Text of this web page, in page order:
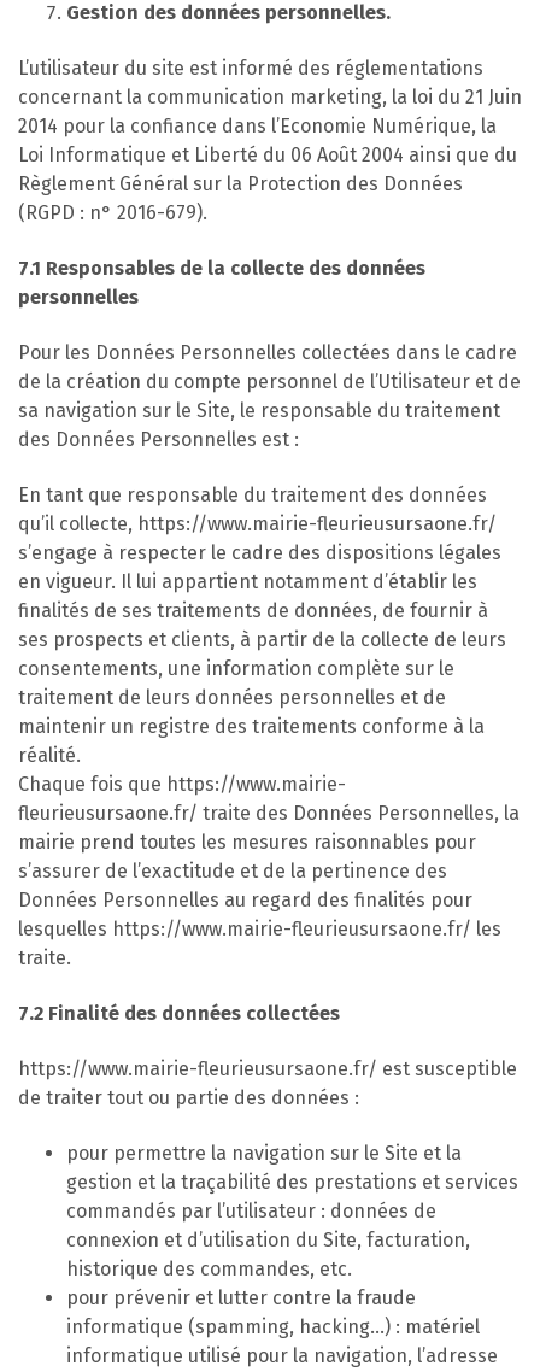
Gestion des données personnelles.
L’utilisateur du site est informé des réglementations
concernant la communication marketing, la loi du 21 Juin
2014 pour la confiance dans l’Economie Numérique, la
Loi Informatique et Liberté du 06 Août 2004 ainsi que du
Règlement Général sur la Protection des Données
(RGPD : n° 2016-679).
7.1 Responsables de la collecte des données
personnelles
Pour les Données Personnelles collectées dans le cadre
de la création du compte personnel de l’Utilisateur et de
sa navigation sur le Site, le responsable du traitement
des Données Personnelles est :
En tant que responsable du traitement des données
qu’il collecte, https://www.mairie-fleurieusursaone.fr/
s’engage à respecter le cadre des dispositions légales
en vigueur. Il lui appartient notamment d’établir les
finalités de ses traitements de données, de fournir à
ses prospects et clients, à partir de la collecte de leurs
consentements, une information complète sur le
traitement de leurs données personnelles et de
maintenir un registre des traitements conforme à la
réalité.
Chaque fois que https://www.mairie-
fleurieusursaone.fr/ traite des Données Personnelles, la
mairie prend toutes les mesures raisonnables pour
s’assurer de l’exactitude et de la pertinence des
Données Personnelles au regard des finalités pour
lesquelles https://www.mairie-fleurieusursaone.fr/ les
traite.
7.2 Finalité des données collectées
https://www.mairie-fleurieusursaone.fr/ est susceptible
de traiter tout ou partie des données :
pour permettre la navigation sur le Site et la
gestion et la traçabilité des prestations et services
commandés par l’utilisateur : données de
connexion et d’utilisation du Site, facturation,
historique des commandes, etc.
pour prévenir et lutter contre la fraude
informatique (spamming, hacking…) : matériel
informatique utilisé pour la navigation, l’adresse